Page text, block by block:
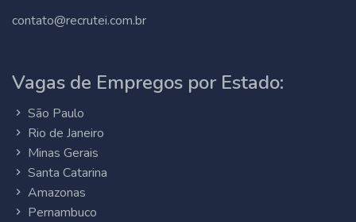
contato@recrutei.com.br
Vagas de Empregos por Estado:
São Paulo
Rio de Janeiro
Minas Gerais
Santa Catarina
Amazonas
Pernambuco